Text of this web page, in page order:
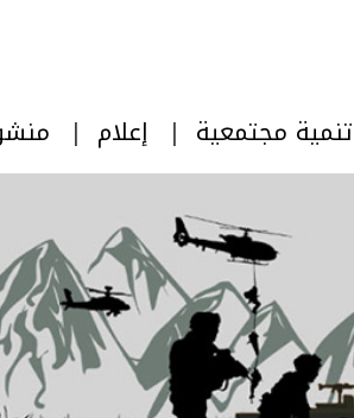
تنمية مجتمعية إعلام